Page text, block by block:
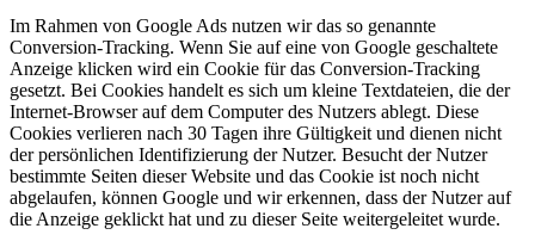
Im Rahmen von Google Ads nutzen wir das so genannte
Conversion-Tracking. Wenn Sie auf eine von Google geschaltete
Anzeige klicken wird ein Cookie für das Conversion-Tracking
gesetzt. Bei Cookies handelt es sich um kleine Textdateien, die der
Internet-Browser auf dem Computer des Nutzers ablegt. Diese
Cookies verlieren nach 30 Tagen ihre Gültigkeit und dienen nicht
der persönlichen Identifizierung der Nutzer. Besucht der Nutzer
bestimmte Seiten dieser Website und das Cookie ist noch nicht
abgelaufen, können Google und wir erkennen, dass der Nutzer auf
die Anzeige geklickt hat und zu dieser Seite weitergeleitet wurde.